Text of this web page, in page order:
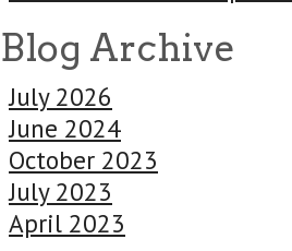
Blog Archive
July 2026
June 2024
October 2023
July 2023
April 2023